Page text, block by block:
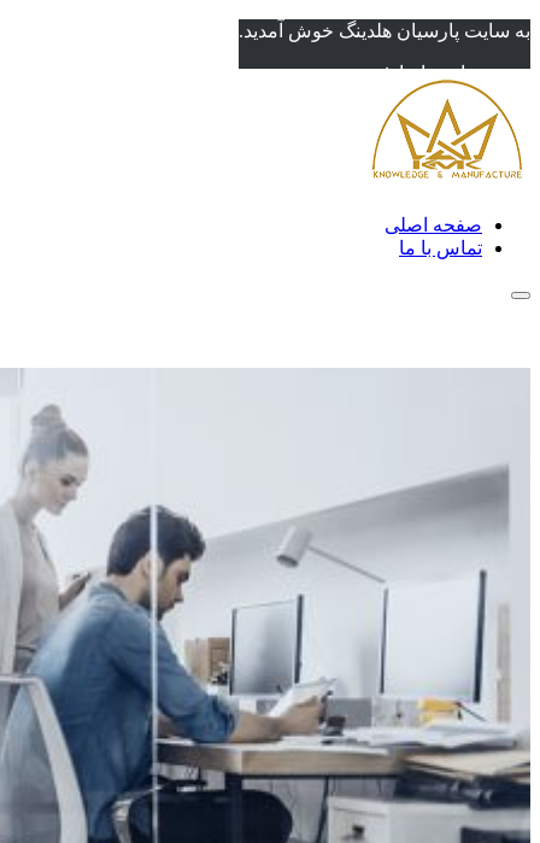
به سایت پارسیان هلدینگ خوش آمدید.
تماس با ما ۱
صفحه اصلی
تماس با ما